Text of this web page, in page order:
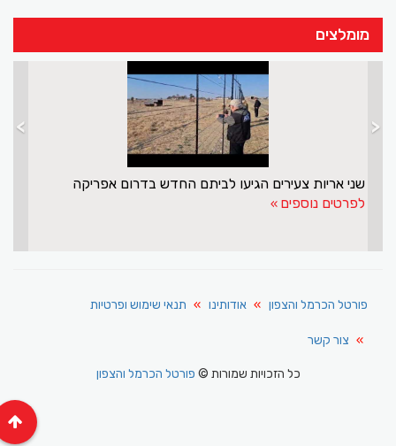
מומלצים
שני אריות צעירים הגיעו לביתם החדש בדרום אפריקה
לפרטים נוספים
> <
פורטל הכרמל והצפון אודותינו תנאי שימוש ופרטיות
צור קשר
כל הזכויות שמורות ©פורטל הכרמל והצפון